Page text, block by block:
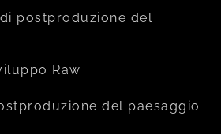
postproduzione del
Raw
del paesaggio